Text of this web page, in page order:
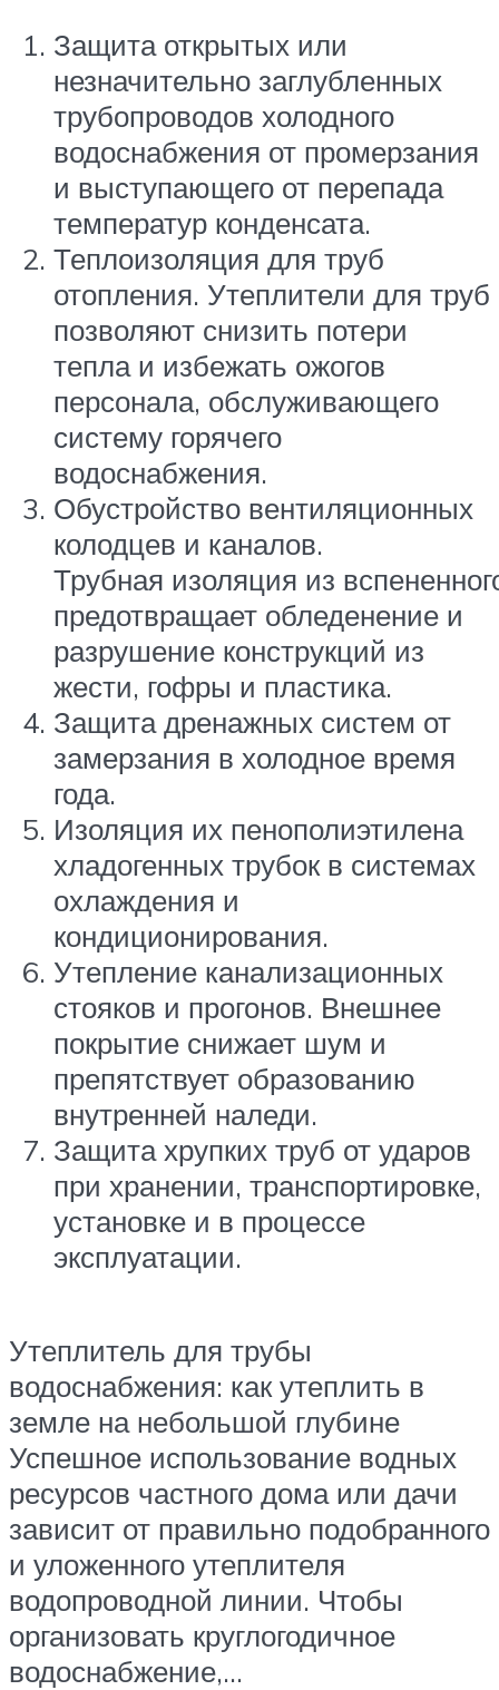
Защита открытых или
незначительно заглубленных
трубопроводов холодного
водоснабжения от промерзания
и выступающего от перепада
температур конденсата.
Теплоизоляция для труб
отопления. Утеплители для труб
позволяют снизить потери
тепла и избежать ожогов
персонала, обслуживающего
систему горячего
водоснабжения.
Обустройство вентиляционных
колодцев и каналов.
Трубная изоляция из
предотвращает обледенение и
разрушение конструкций из
жести, гофры и пластика.
Защита дренажных систем от
замерзания в холодное время
года.
Изоляция их пенополиэтилена
хладогенных трубок в системах
охлаждения и
кондиционирования.
Утепление канализационных
стояков и прогонов. Внешнее
покрытие снижает шум и
препятствует образованию
внутренней наледи.
Защита хрупких труб от ударов
при хранении, транспортировке,
установке и в процессе
эксплуатации.
Утеплитель для трубы
водоснабжения: как утеплить в
земле на небольшой глубине
Успешное использование водных
ресурсов частного дома или дачи
зависит от правильно подобранного
и уложенного утеплителя
водопроводной линии. Чтобы
организовать круглогодичное
водоснабжение,…